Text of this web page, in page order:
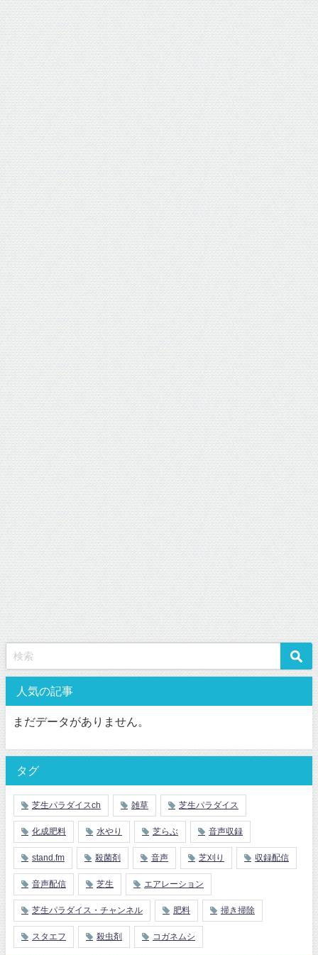
人気の記事
まだデータがありません。
タグ
芝生パラダイスch 雑草 芝生パラダイス
化成肥料 水やり 芝らぶ 音声収録
stand.fm 殺菌剤 音声 芝刈り 収録配信
音声配信 芝生 エアレーション
芝生パラダイス・チャンネル 肥料 掃き掃除
スタエフ 殺虫剤 コガネムシ